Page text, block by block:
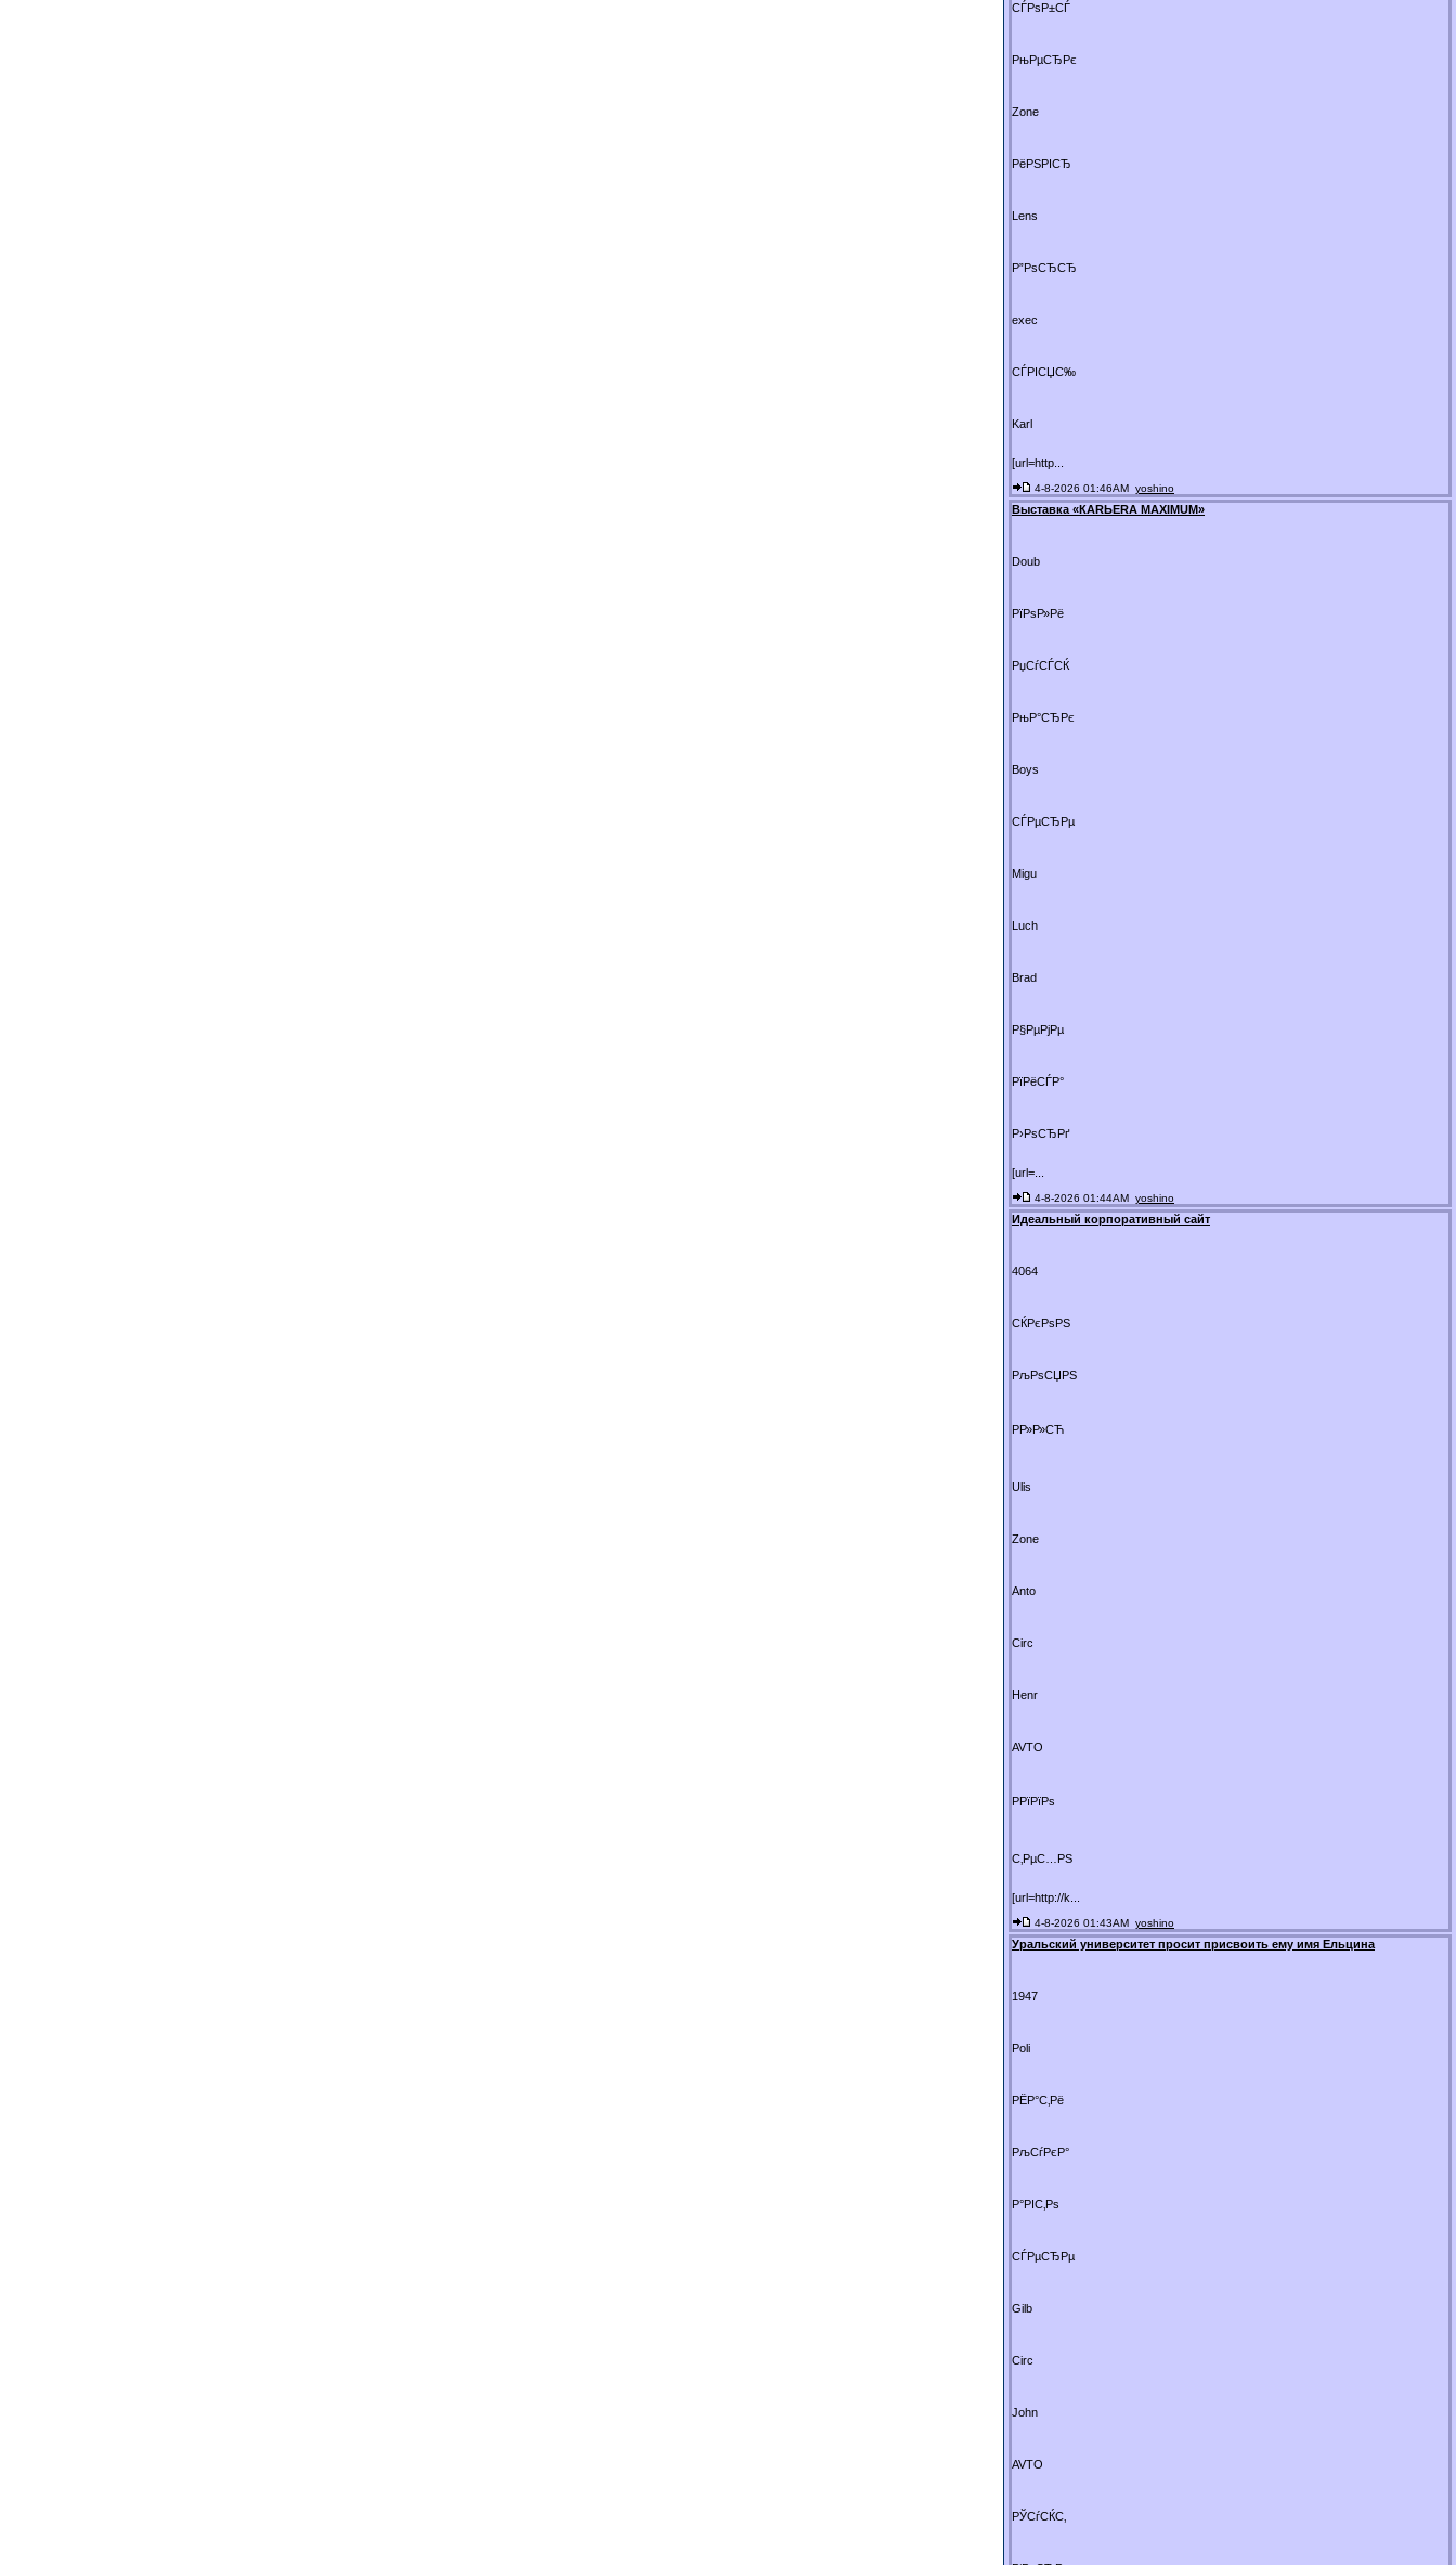
СЃРѕР±СЃ
РњРµСЂРє
Zone
РёРЅРІСЂ
Lens
Р”РѕСЂСЂ
exec
СЃРІСЏС‰
Karl
[url=http...
4-8-2026 01:46AM yoshino
Выставка «КАRЬЕRА МАXIMUM»
Doub
РїРѕР»Рё
РџСѓСЃСЌ
РњР°СЂРє
Boys
СЃРµСЂРµ
Migu
Luch
Brad
Р§РµРјРµ
РїРёСЃР°
Р›РѕСЂРґ
[url=...
4-8-2026 01:44AM yoshino
Идеальный корпоративный сайт
4064
СЌРєРѕРЅ
РљРѕСЏРЅ
РР»Р»СЋ
Ulis
Zone
Anto
Circ
Henr
AVTO
РРїРїРѕ
С‚РµС…РЅ
[url=http://k...
4-8-2026 01:43AM yoshino
Уральский университет просит присвоить ему имя Ельцина
1947
Poli
РЁР°С‚Рё
РљСѓРєР°
Р°РІС‚Рѕ
СЃРµСЂРµ
Gilb
Circ
John
AVTO
РЎСѓСЌС‚